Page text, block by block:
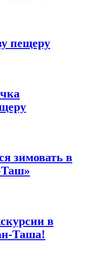
пещеру
зимовать в
Таш»
в
Таша!